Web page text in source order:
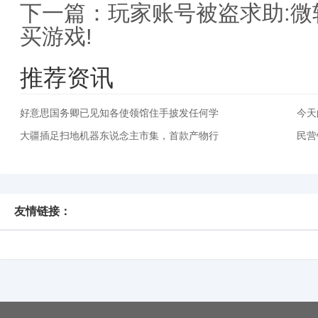
下一篇： 玩家账号被盗求助:
买游戏!
推荐资讯
好意思国务卿已见知各使领馆住手披发任何学
今
大疆插足扫地机器东说念主市集，首款产物行
民
友情链接：